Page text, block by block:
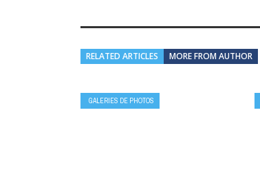
RELATED ARTICLES MORE FROM AUTHOR
GALERIES DE PHOTOS